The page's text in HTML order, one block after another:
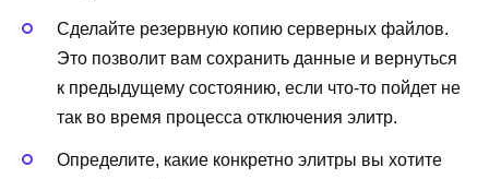
Сделайте резервную копию серверных файлов.
Это позволит вам сохранить данные и вернуться
к предыдущему состоянию, если что-то пойдет не
так во время процесса отключения элитр.
Определите, какие конкретно элитры вы хотите